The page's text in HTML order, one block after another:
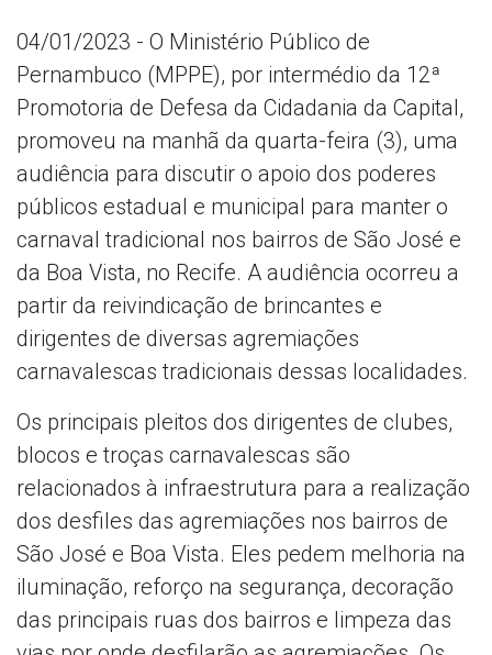
04/01/2023 - O Ministério Público de
Pernambuco (MPPE), por intermédio da 12ª
Promotoria de Defesa da Cidadania da Capital,
promoveu na manhã da quarta-feira (3), uma
audiência para discutir o apoio dos poderes
públicos estadual e municipal para manter o
carnaval tradicional nos bairros de São José e
da Boa Vista, no Recife. A audiência ocorreu a
partir da reivindicação de brincantes e
dirigentes de diversas agremiações
carnavalescas tradicionais dessas localidades.
Os principais pleitos dos dirigentes de clubes,
blocos e troças carnavalescas são
relacionados à infraestrutura para a realização
dos desfiles das agremiações nos bairros de
São José e Boa Vista. Eles pedem melhoria na
iluminação, reforço na segurança, decoração
das principais ruas dos bairros e limpeza das